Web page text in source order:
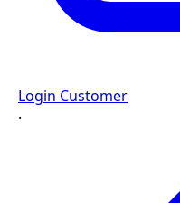
Login Customer
·